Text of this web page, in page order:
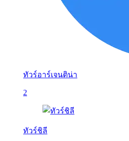
ทัวร์อาร์เจนติน่า
2
ทัวร์ชิลี